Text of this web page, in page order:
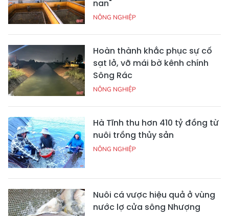
nan"
NÔNG NGHIỆP
Hoàn thành khắc phục sự cố
sạt lở, vỡ mái bờ kênh chính
Sông Rác
NÔNG NGHIỆP
Hà Tĩnh thu hơn 410 tỷ đồng từ
nuôi trồng thủy sản
NÔNG NGHIỆP
Nuôi cá vược hiệu quả ở vùng
nước lợ cửa sông Nhượng